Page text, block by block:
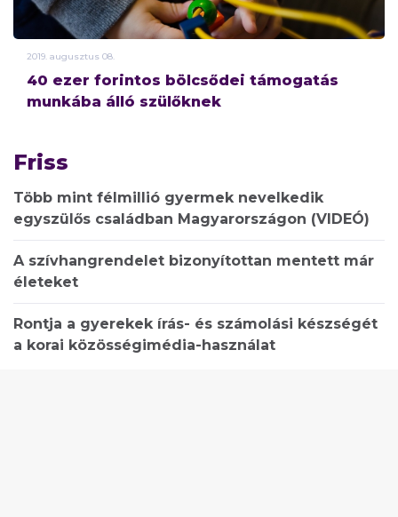
2019. augusztus 08.
40 ezer forintos bölcsődei támogatás
munkába álló szülőknek
Friss
Több mint félmillió gyermek nevelkedik
egyszülős családban Magyarországon (VIDEÓ)
A szívhangrendelet bizonyítottan mentett már
életeket
Rontja a gyerekek írás- és számolási készségét
a korai közösségimédia-használat